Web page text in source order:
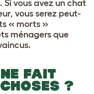
vous avez un chat
vous serez peut-
« morts »
ménagers que
FAIT
?